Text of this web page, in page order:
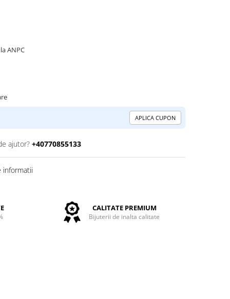
ANPC
APLICA CUPON
ajutor? +40770855133
informatii
CALITATE PREMIUM
Bijuterii de inalta calitate